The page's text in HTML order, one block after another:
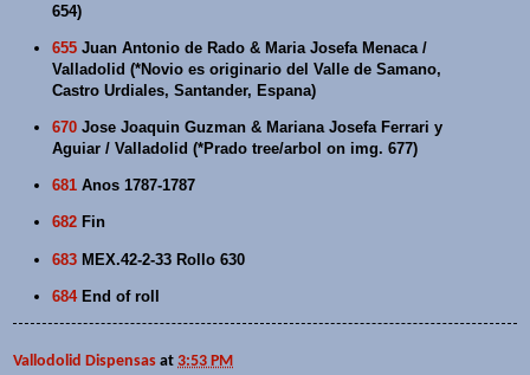
654)
655 Juan Antonio de Rado & Maria Josefa Menaca /
Valladolid (*Novio es originario del Valle de Samano,
Castro Urdiales, Santander, Espana)
670 Jose Joaquin Guzman & Mariana Josefa Ferrari y
Aguiar / Valladolid (*Prado tree/arbol on img. 677)
681 Anos 1787-1787
682 Fin
683 MEX.42-2-33 Rollo 630
684End of roll
Vallodolid Dispensas at 3:53 PM